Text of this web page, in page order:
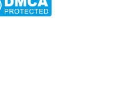
GA403WM-QS051WS